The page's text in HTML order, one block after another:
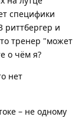
специфики
риттбергер и
тренер "может
о чём я?
нет
– не одному